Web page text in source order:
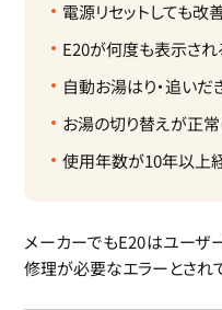
電源リセットしても改
E20が何度も表示され
自動お湯はり・追い
お湯の切り替えが正
使用年数が10年以上
メーカーでもE20はユーザ
修理が必要なエラーとされ